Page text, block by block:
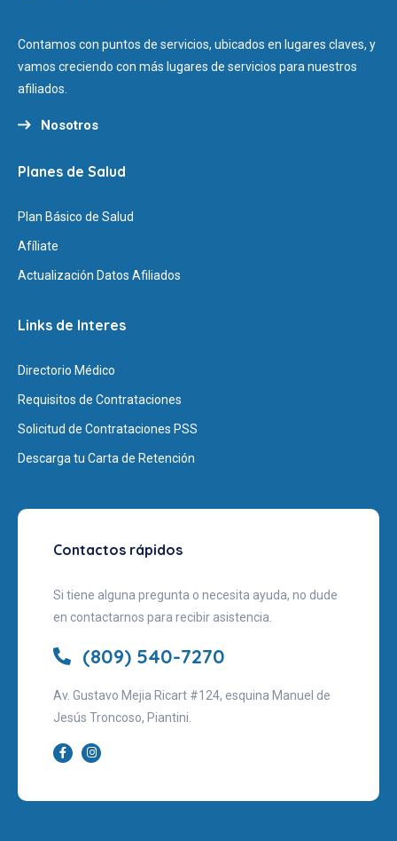
Contamos con puntos de servicios, ubicados en lugares claves, y
vamos creciendo con más lugares de servicios para nuestros
afiliados.
Nosotros
Planes de Salud
Plan Básico de Salud
Afíliate
Actualización Datos Afiliados
Links de Interes
Directorio Médico
Requisitos de Contrataciones
Solicitud de Contrataciones PSS
Descarga tu Carta de Retención
Contactos rápidos
Si tiene alguna pregunta o necesita ayuda, no dude
en contactarnos para recibir asistencia.
(809) 540-7270
Av. Gustavo Mejia Ricart #124, esquina Manuel de
Jesús Troncoso, Piantini.